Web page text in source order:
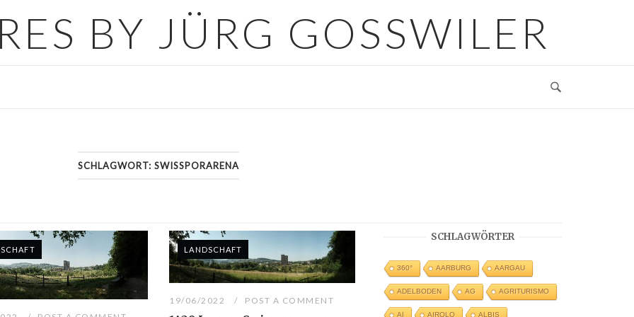
BY JÜRG GOSSWILER
SCHLAGWORT: SWISSPORARENA
LANDSCHAFT
19/06/2022 POST A COMMENT
SCHLAGWÖRTER
360° AARBURG AARGAU
ADELBODEN AG AGRITURISMO
AI AIROLO ALBIS